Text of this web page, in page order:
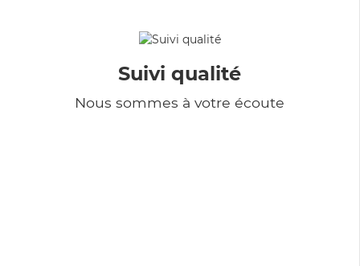
Suivi qualité
Nous sommes à votre écoute